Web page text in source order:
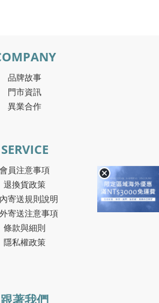
品牌故事
門市資訊
異業合作
SERVICE
會員注意事項
退換貨政策
寄送規則說明
寄送注意事項
條款與細則
隱私權政策
跟著我們